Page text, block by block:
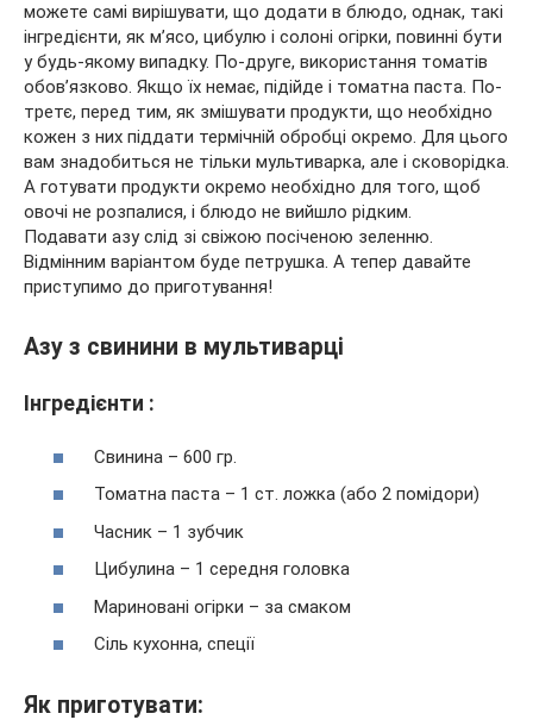
можете самі вирішувати, що додати в блюдо, однак, такі
інгредієнти, як м’ясо, цибулю і солоні огірки, повинні бути
у будь-якому випадку. По-друге, використання томатів
обов’язково. Якщо їх немає, підійде і томатна паста. По-
третє, перед тим, як змішувати продукти, що необхідно
кожен з них піддати термічній обробці окремо. Для цього
вам знадобиться не тільки мультиварка, але і сковорідка.
А готувати продукти окремо необхідно для того, щоб
овочі не розпалися, і блюдо не вийшло рідким.
Подавати азу слід зі свіжою посіченою зеленню.
Відмінним варіантом буде петрушка. А тепер давайте
приступимо до приготування!
Азу з свинини в мультиварці
Інгредієнти :
Свинина – 600 гр.
Томатна паста – 1 ст. ложка (або 2 помідори)
Часник – 1 зубчик
Цибулина – 1 середня головка
Мариновані огірки – за смаком
Сіль кухонна, спеції
Як приготувати: